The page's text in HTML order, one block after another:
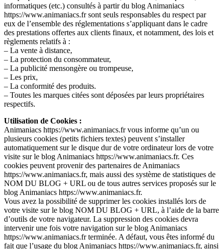
informatiques (etc.) consultés à partir du blog Animaniacs
https://www.animaniacs.fr sont seuls responsables du respect par
eux de l’ensemble des réglementations s’appliquant dans le cadre
des prestations offertes aux clients finaux, et notamment, des lois et
règlements relatifs à :
– La vente à distance,
– La protection du consommateur,
– La publicité mensongère ou trompeuse,
– Les prix,
– La conformité des produits.
– Toutes les marques citées sont déposées par leurs propriétaires
respectifs.
Utilisation de Cookies :
Animaniacs https://www.animaniacs.fr vous informe qu’un ou
plusieurs cookies (petits fichiers textes) peuvent s’installer
automatiquement sur le disque dur de votre ordinateur lors de votre
visite sur le blog Animaniacs https://www.animaniacs.fr. Ces
cookies peuvent provenir des partenaires de Animaniacs
https://www.animaniacs.fr, mais aussi des système de statistiques de
NOM DU BLOG + URL ou de tous autres services proposés sur le
blog Animaniacs https://www.animaniacs.fr.
Vous avez la possibilité de supprimer les cookies installés lors de
votre visite sur le blog NOM DU BLOG + URL, à l’aide de la barre
d’outils de votre navigateur. La suppression des cookies devra
intervenir une fois votre navigation sur le blog Animaniacs
https://www.animaniacs.fr terminée. A défaut, vous êtes informé du
fait que l’usage du blog Animaniacs https://www.animaniacs.fr, ainsi